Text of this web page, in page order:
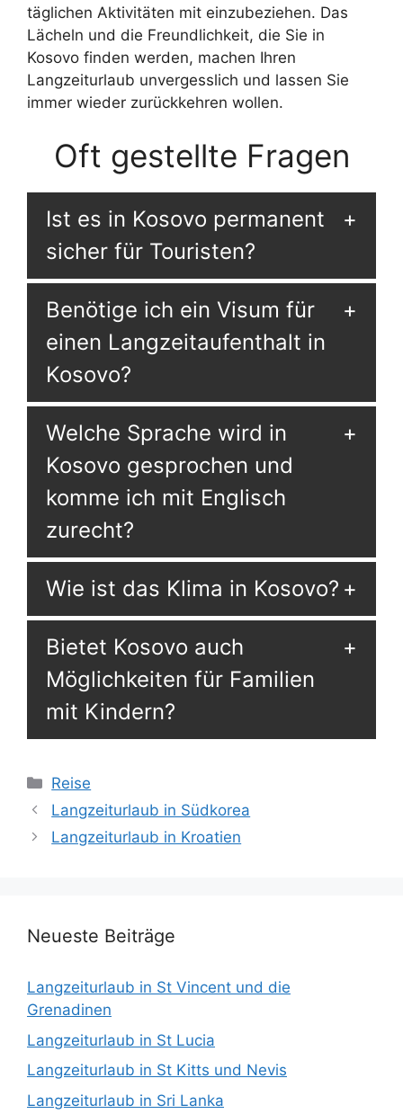
täglichen Aktivitäten mit einzubeziehen. Das
Lächeln und die Freundlichkeit, die Sie in
Kosovo finden werden, machen Ihren
Langzeiturlaub unvergesslich und lassen Sie
immer wieder zurückkehren wollen.
Oft gestellte Fragen
Ist es in Kosovo permanent
sicher für Touristen?
Benötige ich ein Visum für
einen Langzeitaufenthalt in
Kosovo?
Welche Sprache wird in
Kosovo gesprochen und
komme ich mit Englisch
zurecht?
Wie ist das Klima in Kosovo?
Bietet Kosovo auch
Möglichkeiten für Familien
mit Kindern?
Kategorien
Reise
Langzeiturlaub in Südkorea
Langzeiturlaub in Kroatien
Neueste Beiträge
Langzeiturlaub in St Vincent und die
Grenadinen
Langzeiturlaub in St Lucia
Langzeiturlaub in St Kitts und Nevis
Langzeiturlaub in Sri Lanka